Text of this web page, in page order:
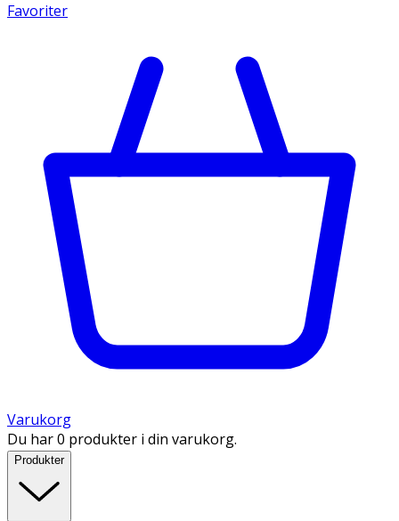
Favoriter
Varukorg
Du har 0 produkter i din varukorg.
Produkter